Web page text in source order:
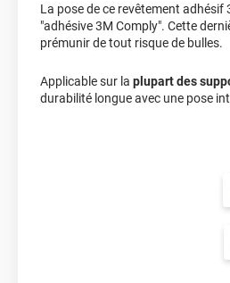
La pose de ce revêtement
"adhésive 3M Comply". Cette
prémunir de tout risque de bulles.
Applicable sur la plupart des
durabilité longue avec une pose